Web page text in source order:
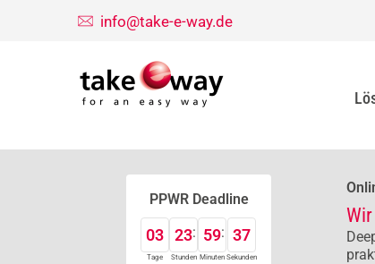
info@take-e-way.de
PPWR Deadline
03
Tage
23
Stunden
59
Minuten
36
Sekunden